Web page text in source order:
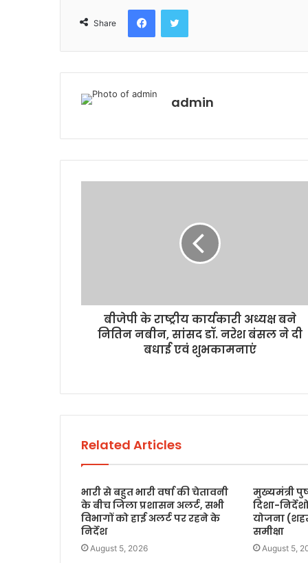
Share
admin
बीजेपी के राष्ट्रीय कार्यकारी अध्यक्ष बने
नितिन नबीन, सांसद डॉ. नरेश बंसल ने दी
बधाई एवं शुभकामनाएं
Related Articles
भारी से बहुत भारी वर्षा की चेतावनी
के बीच जिला प्रशासन अलर्ट, सभी
विभागों को हाई अलर्ट पर रहने के
निर्देश
August 5, 2026
मुख्यमंत्री
दिशा-
योजना
समीक्षा
August 5,